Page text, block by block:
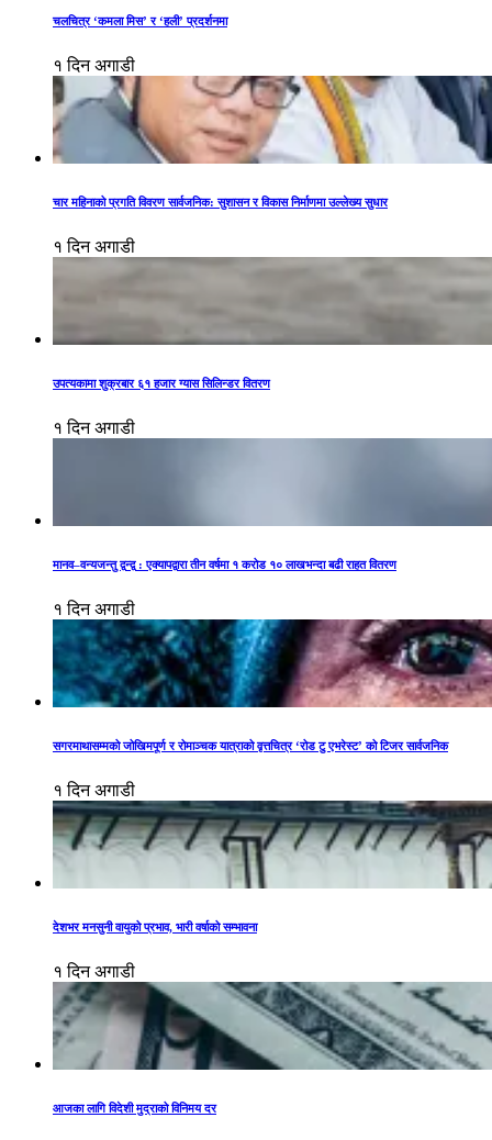
चलचित्र ‘कमला मिस’ र ‘हली’ प्रदर्शनमा
१ दिन अगाडी
चार महिनाको प्रगति विवरण सार्वजनिक: सुशासन र विकास निर्माणमा उल्लेख्य सुधार
१ दिन अगाडी
उपत्यकामा शुक्रबार ६१ हजार ग्यास सिलिन्डर वितरण
१ दिन अगाडी
मानव–वन्यजन्तु द्वन्द्व : एक्यापद्वारा तीन वर्षमा १ करोड १० लाखभन्दा बढी राहत वितरण
१ दिन अगाडी
सगरमाथासम्मको जोखिमपूर्ण र रोमाञ्चक यात्राको वृत्तचित्र ‘रोड टु एभरेस्ट’ को टिजर सार्वजनिक
१ दिन अगाडी
देशभर मनसुनी वायुको प्रभाव, भारी वर्षाको सम्भावना
१ दिन अगाडी
आजका लागि विदेशी मुद्राको विनिमय दर